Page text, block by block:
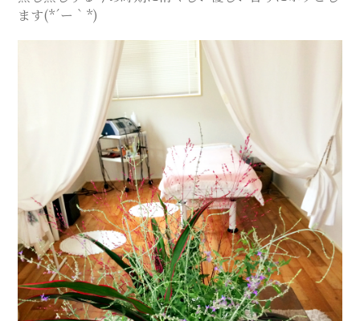
エ
ス
テ
サ
ロ
ン
ます(*´ー｀*)